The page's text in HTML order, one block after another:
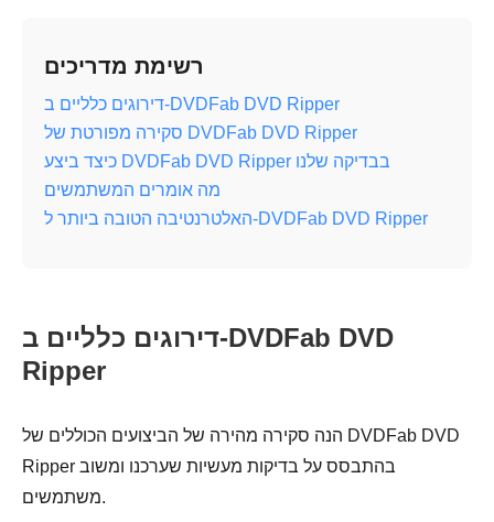
רשימת מדריכים
דירוגים כלליים ב-DVDFab DVD Ripper
סקירה מפורטת של DVDFab DVD Ripper
כיצד ביצע DVDFab DVD Ripper בבדיקה שלנו
מה אומרים המשתמשים
האלטרנטיבה הטובה ביותר ל-DVDFab DVD Ripper
דירוגים כלליים ב-DVDFab DVD
Ripper
הנה סקירה מהירה של הביצועים הכוללים של DVDFab DVD
Ripper בהתבסס על בדיקות מעשיות שערכנו ומשוב
משתמשים.